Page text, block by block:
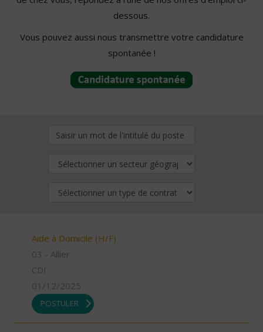
dessous.
Vous pouvez aussi nous transmettre votre candidature
spontanée !
Aide à Domicile (H/F)
03 - Allier
CDI
01/12/2025
POSTULER